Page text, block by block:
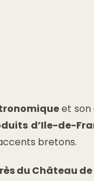
et son
d’Ile-de-
bretons.
du Château